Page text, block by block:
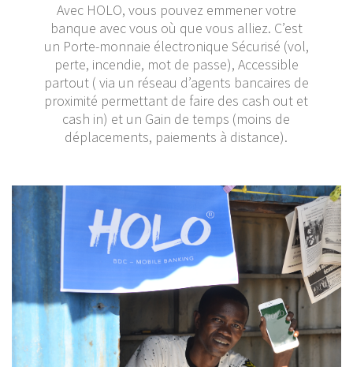
Avec HOLO, vous pouvez emmener votre
banque avec vous où que vous alliez. C’est
un Porte-monnaie électronique Sécurisé (vol,
perte, incendie, mot de passe), Accessible
partout ( via un réseau d’agents bancaires de
proximité permettant de faire des cash out et
cash in) et un Gain de temps (moins de
déplacements, paiements à distance).